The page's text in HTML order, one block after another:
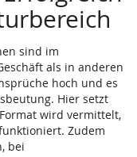
sind im
als in anderen
hoch und es
Hier setzt
wird vermittelt,
Zudem
bei